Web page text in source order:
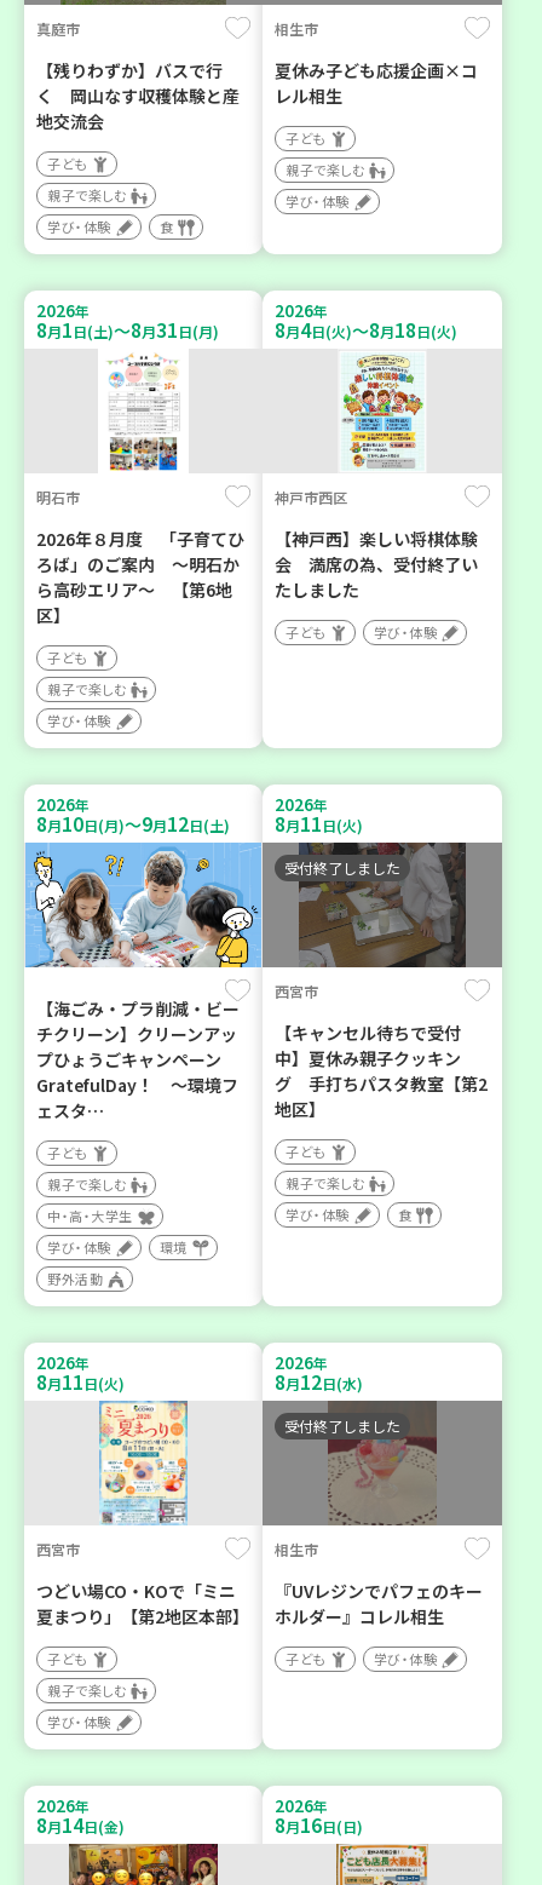
真庭市
【残りわずか】バスで行
く 岡山なす収穫体験と産
地交流会
子ども
親子で楽しむ
学び・体験
食
相生市
夏休み子ども応援企画×コ
レル相生
子ども
親子で楽しむ
学び・体験
2026年
8月1日(土)～8月31日(月)
明石市
2026年８月度 「子育てひ
ろば」のご案内 ～明石か
ら高砂エリア～ 【第6地
区】
子ども
親子で楽しむ
学び・体験
2026年
8月4日(火)～8月18日(火)
神戸市西区
【神戸西】楽しい将棋体験
会 満席の為、受付終了い
たしました
子ども 学び・体験
2026年
8月10日(月)～9月12日(土)
【海ごみ・プラ削減・ビー
チクリーン】クリーンアッ
プひょうごキャンペーン
GratefulDay！ ～環境フ
ェスタ…
子ども
親子で楽しむ
中・高・大学生
学び・体験
環境
野外活動
2026年
8月11日(火)
受付終了しました
西宮市
【キャンセル待ちで受付
中】夏休み親子クッキン
グ 手打ちパスタ教室【第2
地区】
子ども
親子で楽しむ
学び・体験
食
2026年
8月11日(火)
西宮市
つどい場CO・KOで「ミニ
夏まつり」【第2地区本部】
子ども
親子で楽しむ
学び・体験
2026年
8月12日(水)
受付終了しました
相生市
『UVレジンでパフェのキー
ホルダー』コレル相生
子ども 学び・体験
2026年
8月14日(金)
2026年
8月16日(日)